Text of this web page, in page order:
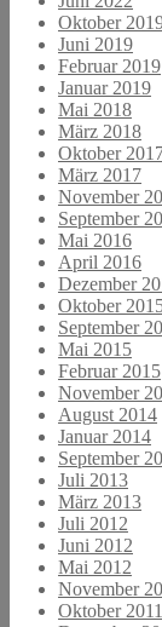
Oktober
Juni 2019
Februar 2019
Januar 2019
Mai 2018
März 2018
Oktober
März 2017
November
September
Mai 2016
April 2016
Dezember
Oktober
September
Mai 2015
Februar 2015
November
August 2014
Januar 2014
September
Juli 2013
März 2013
Juli 2012
Juni 2012
Mai 2012
November
Oktober 2011